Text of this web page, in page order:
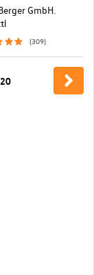
GmbH.
(309)
20